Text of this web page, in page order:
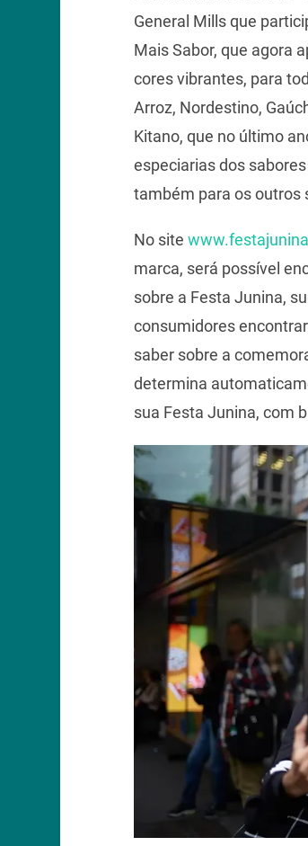
General Mills que
Mais Sabor, que agora
cores vibrantes, para
Arroz, Nordestino,
Kitano, que no último
especiarias dos
também para os outros
No site
marca, será possível
sobre a Festa Junina,
consumidores
saber sobre a
determina
sua Festa Junina, com